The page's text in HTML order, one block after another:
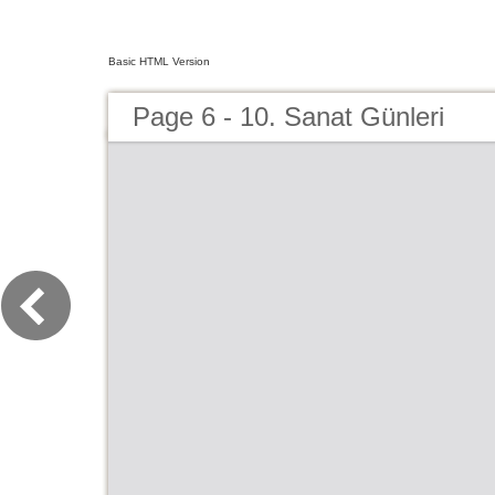
Basic HTML Version
Page 6 - 10. Sanat Günleri